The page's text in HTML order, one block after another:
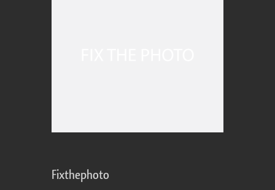
Fixthephoto